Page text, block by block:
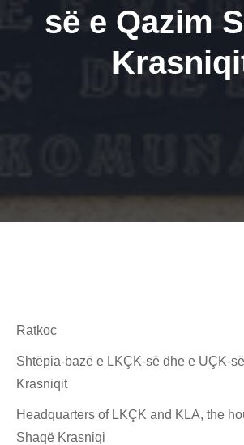
së e Qazim
Ratkoc
Shtëpia-bazë e LKÇK-së dhe e UÇK-
Krasniqit
Headquarters of LKÇK and KLA, the
Shaqë Krasniqi